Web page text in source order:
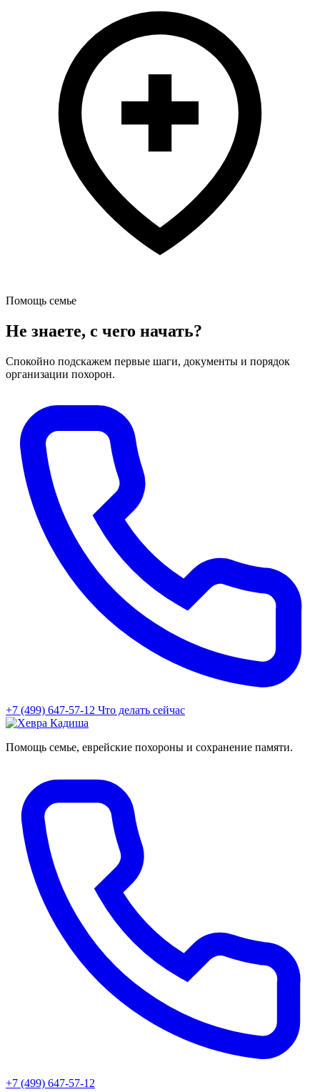
Помощь семье
Не знаете, с чего начать?
Спокойно подскажем первые шаги, документы и порядок
организации похорон.
+7 (499) 647-57-12 Что делать сейчас
Помощь семье, еврейские похороны и сохранение памяти.
+7 (499) 647-57-12